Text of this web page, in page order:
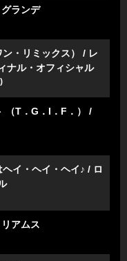
ランデ
・リミックス） / レ
ナル・オフィシャル
（T．G．I．F．） /
イ・ヘイ・ヘイ♪ / ロ
アムス